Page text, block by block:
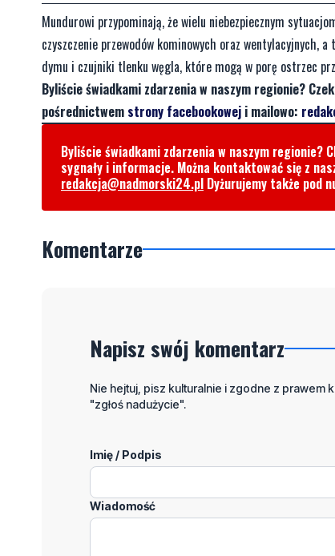
Mundurowi przypominają, że wielu niebezpiecznym
czyszczenie przewodów kominowych oraz wentylacyjnych,
dymu i czujniki tlenku węgla, które mogą w porę ostrzec
Byliście świadkami zdarzenia w naszym regionie?
pośrednictwem strony facebookowej i mailowo:
Byliście świadkami zdarzenia w naszym regionie?
sygnały i informacje. Można kontaktować się z
redakcja@nadmorski24.pl Dyżurujemy także pod
Komentarze
Napisz swój komentarz
Nie hejtuj, pisz kulturalnie i zgodne z
"zgłoś nadużycie".
Imię / Podpis
Wiadomość